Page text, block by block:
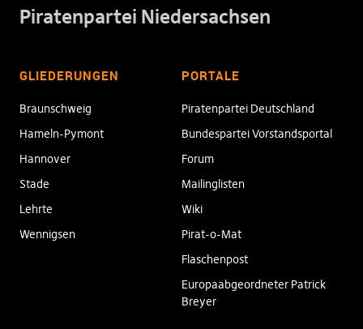
Piratenpartei Niedersachsen
GLIEDERUNGEN
Braunschweig
Hameln-Pymont
Hannover
Stade
Lehrte
Wennigsen
PORTALE
Piratenpartei Deutschland
Bundespartei Vorstandsportal
Forum
Mailinglisten
Wiki
Pirat-o-Mat
Flaschenpost
Europaabgeordneter Patrick
Breyer